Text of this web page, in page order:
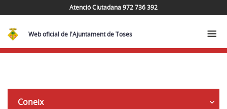
Atenció Ciutadana 972 736 392
Web oficial de l'Ajuntament de Toses
Navega
Coneix